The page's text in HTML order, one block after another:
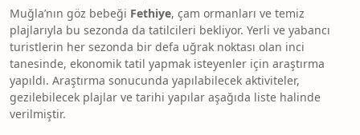
Muğla’nın göz bebeği Fethiye, çam ormanları ve temiz
plajlarıyla bu sezonda da tatilcileri bekliyor. Yerli ve yabancı
turistlerin her sezonda bir defa uğrak noktası olan inci
tanesinde, ekonomik tatil yapmak isteyenler için araştırma
yapıldı. Araştırma sonucunda yapılabilecek aktiviteler,
gezilebilecek plajlar ve tarihi yapılar aşağıda liste halinde
verilmiştir.